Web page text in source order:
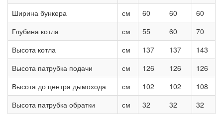
Ширина бункера
см 60 60
60
Глубина котла
см 55 60
70
Высота котла
см 137 137
143
Высота патрубка подачи
см 126 126
126
Высота до центра дымохода
см 102 102
108
Высота патрубка обратки
см 32 32 32